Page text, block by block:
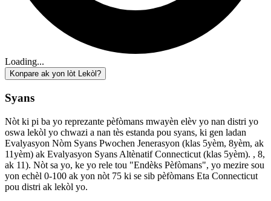
Loading...
Konpare ak yon lòt Lekòl?
Syans
Nòt ki pi ba yo reprezante pèfòmans mwayèn elèv yo nan distri yo
oswa lekòl yo chwazi a nan tès estanda pou syans, ki gen ladan
Evalyasyon Nòm Syans Pwochen Jenerasyon (klas 5yèm, 8yèm, ak
11yèm) ak Evalyasyon Syans Altènatif Connecticut (klas 5yèm). , 8,
ak 11). Nòt sa yo, ke yo rele tou "Endèks Pèfòmans", yo mezire sou
yon echèl 0-100 ak yon nòt 75 ki se sib pèfòmans Eta Connecticut
pou distri ak lekòl yo.